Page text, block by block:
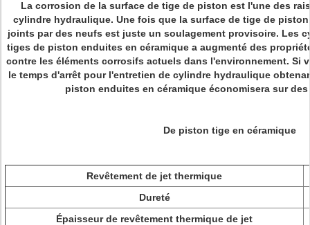
La corrosion de la surface de tige de piston est l'une des
cylindre hydraulique. Une fois que la surface de tige de
joints par des neufs est juste un soulagement provisoire. Les
tiges de piston enduites en céramique a augmenté des
contre les éléments corrosifs actuels dans l'environnement. Si
le temps d'arrêt pour l'entretien de cylindre hydraulique
piston enduites en céramique économisera sur
De piston tige en céramique
Revêtement de jet thermique
Dureté
Épaisseur de revêtement thermique de jet